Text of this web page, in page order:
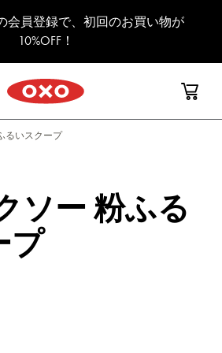
会員登録で、初回のお買い物が
10%OFF！
るいスクープ
ソー 粉ふる
プ